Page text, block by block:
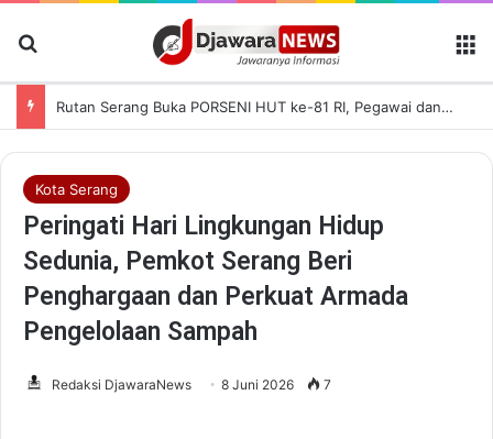
Rutan Serang Buka PORSENI HUT ke-81 RI, Pegawai dan Warga Binaan Antusias Ikut Lomba
Kota Serang
Peringati Hari Lingkungan Hidup
Sedunia, Pemkot Serang Beri
Penghargaan dan Perkuat Armada
Pengelolaan Sampah
Redaksi DjawaraNews 8 Juni 2026 7